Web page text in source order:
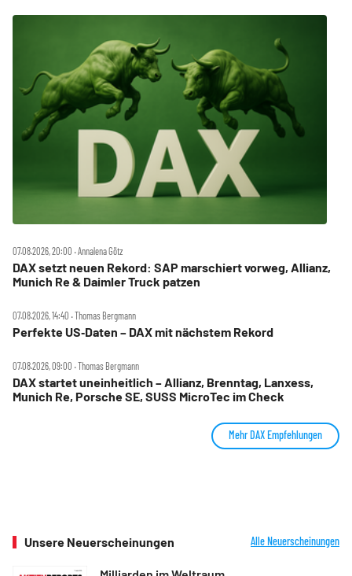
07.08.2026, 20:00 ‧ Annalena Götz
DAX setzt neuen Rekord: SAP marschiert vorweg, Allianz,
Munich Re & Daimler Truck patzen
07.08.2026, 14:40 ‧ Thomas Bergmann
Perfekte US‑Daten – DAX mit nächstem Rekord
07.08.2026, 09:00 ‧ Thomas Bergmann
DAX startet uneinheitlich – Allianz, Brenntag, Lanxess,
Munich Re, Porsche SE, SUSS MicroTec im Check
Mehr DAX Empfehlungen
Unsere Neuerscheinungen Alle Neuerscheinungen